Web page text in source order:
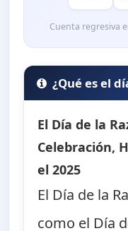
Cuenta regresiva
¿Qué es el
El Día de la
Celebración,
el 2025
El Día de la
como el Día